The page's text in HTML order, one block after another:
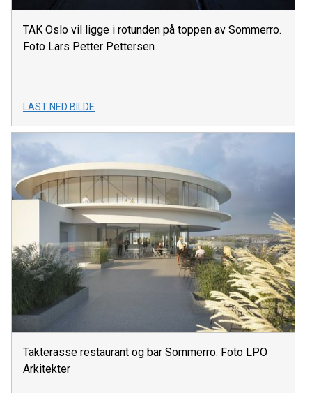
TAK Oslo vil ligge i rotunden på toppen av Sommerro.
Foto Lars Petter Pettersen
LAST NED BILDE
Takterasse restaurant og bar Sommerro. Foto LPO
Arkitekter